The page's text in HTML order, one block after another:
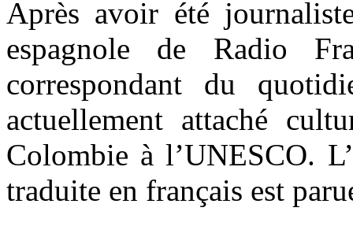
Après avoir été
espagnole de Radio
correspondant du
actuellement attaché
Colombie à l’UNESCO.
traduite en français est